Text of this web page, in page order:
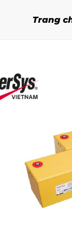
Trang